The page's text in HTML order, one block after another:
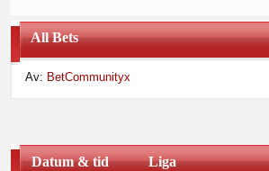
på ett flertal olika spelbolag och då är det
du för att kunna analysera ditt spelande.
Du kanske föredrar att lägga dina spel på
ditt fokus. Ett spreadsheet är nyckeln till
All Bets
Av: BetCommunityx
Datum & tid Liga